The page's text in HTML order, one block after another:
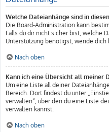
Welche Dateianhänge sind in
Die Board-Administration kann
Falls du dir nicht sicher bist, welche
Unterstützung benötigst, wende
Nach oben
Kann ich eine Übersicht all meiner
Um eine Liste all deiner
Bereich. Dort findest du unter
verwalten“, über den du eine Liste
verwalten kannst.
Nach oben